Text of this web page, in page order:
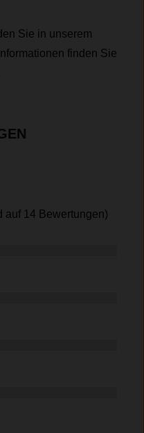
Sie in unserem
finden Sie
auf 14 Bewertungen)